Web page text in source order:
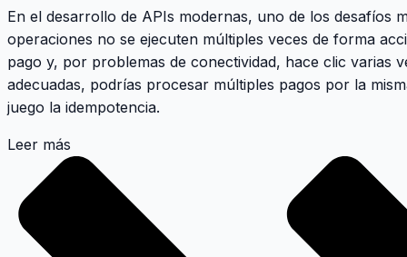
En el desarrollo de APIs modernas, uno de los desafíos
operaciones no se ejecuten múltiples veces de forma
pago y, por problemas de conectividad, hace clic varias
adecuadas, podrías procesar múltiples pagos por la
juego la idempotencia.
Leer más